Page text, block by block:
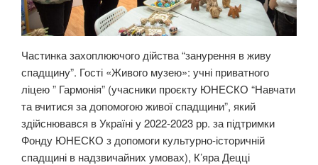
Частинка захоплюючого дійства “занурення в живу
спадщину”. Гості «Живого музею»: учні приватного
ліцею ” Гармонія” (учасники проєкту ЮНЕСКО “Навчати
та вчитися за допомогою живої спадщини”, який
здійснювався в Україні у 2022-2023 рр. за підтримки
Фонду ЮНЕСКО з допомоги культурно-історичній
спадщині в надзвичайних умовах), К’яра Децці